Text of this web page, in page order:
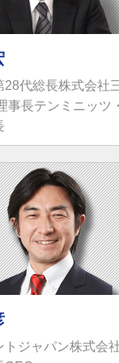
28代総長株式会社
事長テンミニッツ
トジャパン株式会